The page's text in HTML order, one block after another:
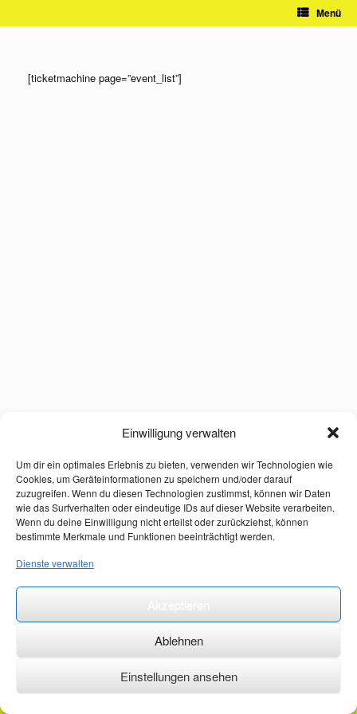
Einwilligung verwalten
Um dir ein optimales Erlebnis zu bieten, verwenden wir Technologien wie
Cookies, um Geräteinformationen zu speichern und/oder darauf
zuzugreifen. Wenn du diesen Technologien zustimmst, können wir Daten
wie das Surfverhalten oder eindeutige IDs auf dieser Website verarbeiten.
Wenn du deine Einwilligung nicht erteilst oder zurückziehst, können
bestimmte Merkmale und Funktionen beeinträchtigt werden.
Dienste verwalten
Ablehnen
Einstellungen ansehen
Menü
[ticketmachine page=”event_list”]
©2026 ·erstehilfekurs-mauch.de ·AGB ·Datenschutzerklärung ·Impressum ·